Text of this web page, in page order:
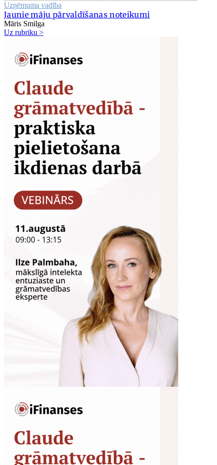
Uzņēmuma vadība
Jaunie māju pārvaldīšanas noteikumi
Māris Smilga
Uz rubriku >